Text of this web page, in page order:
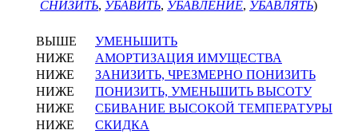
СНИЗИТЬ, УБАВИТЬ, УБАВЛЕНИЕ, УБАВЛЯТЬ)
ВЫШЕ
УМЕНЬШИТЬ
НИЖЕ
АМОРТИЗАЦИЯ ИМУЩЕСТВА
НИЖЕ
ЗАНИЗИТЬ, ЧРЕЗМЕРНО ПОНИЗИТЬ
НИЖЕ
ПОНИЗИТЬ, УМЕНЬШИТЬ ВЫСОТУ
НИЖЕ
СБИВАНИЕ ВЫСОКОЙ ТЕМПЕРАТУРЫ
НИЖЕ
СКИДКА